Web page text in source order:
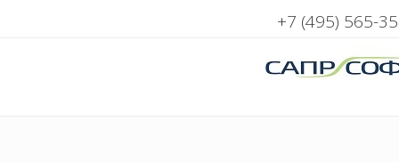
+7 (495) 565-